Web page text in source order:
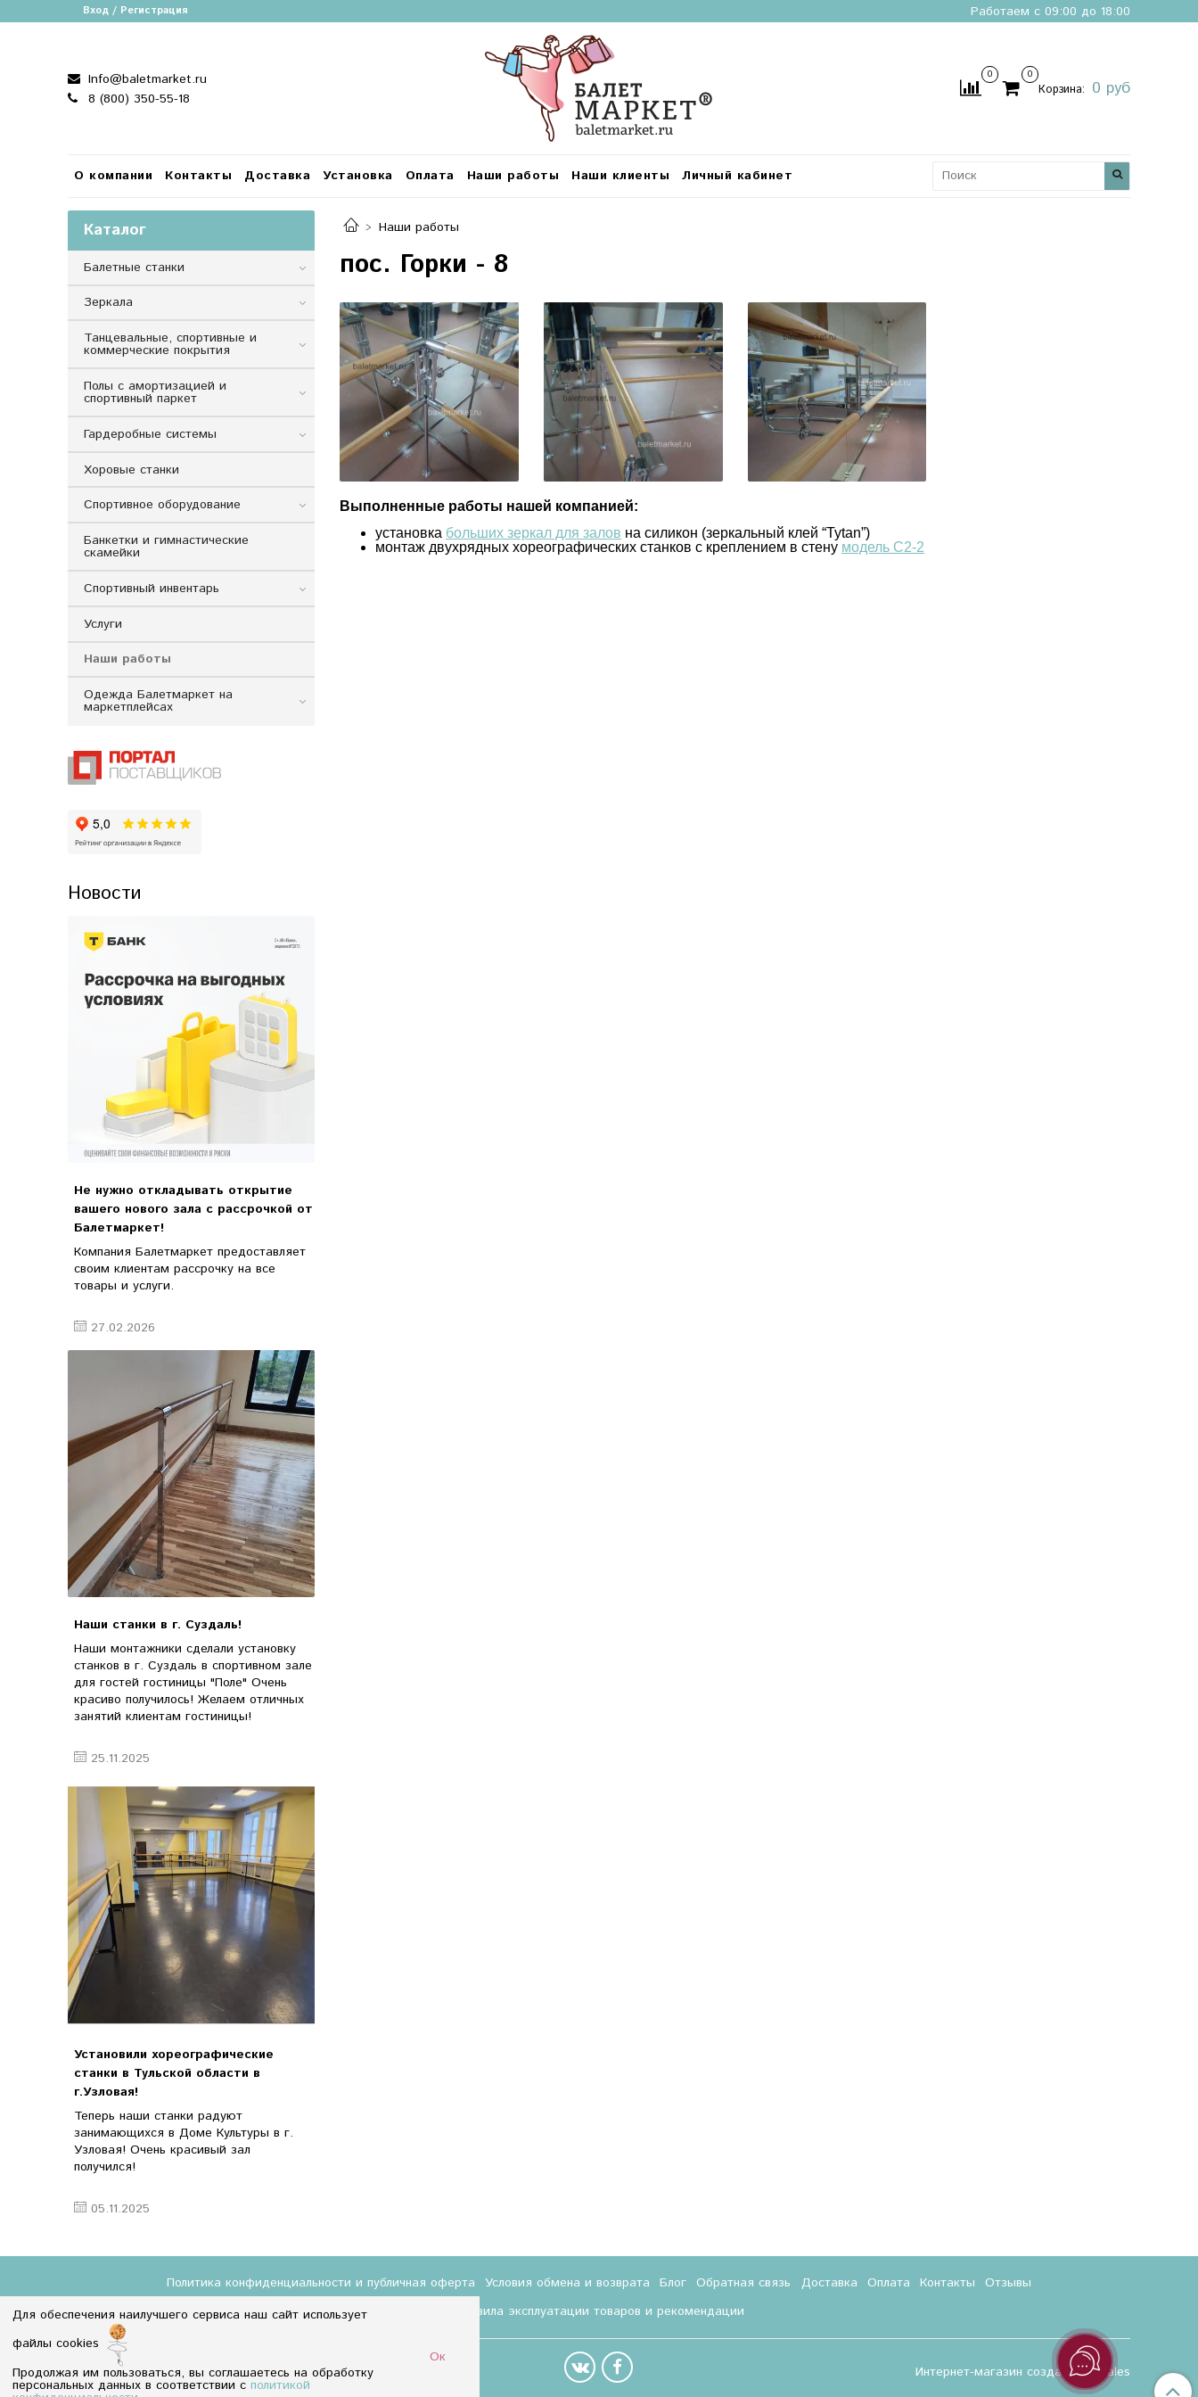
Вход / Регистрация Работаем с 09:00 до 18:00
Info@baletmarket.ru
8 (800) 350-55-18
0 0
Корзина: 0 руб
О компании Контакты Доставка Установка Оплата Наши работы Наши клиенты Личный кабинет
Наши работы
пос. Горки - 8
Выполненные работы нашей компанией:
установка больших зеркал для залов на силикон (зеркальный клей “Tytan”)
монтаж двухрядных хореографических станков с креплением в стену модель С2-2
Каталог
Балетные станки
Зеркала
Танцевальные, спортивные и
коммерческие покрытия
Полы с амортизацией и
спортивный паркет
Гардеробные системы
Хоровые станки
Спортивное оборудование
Банкетки и гимнастические
скамейки
Спортивный инвентарь
Услуги
Наши работы
Одежда Балетмаркет на
маркетплейсах
Новости
Не нужно откладывать открытие
вашего нового зала с рассрочкой от
Балетмаркет!
Компания Балетмаркет предоставляет
своим клиентам рассрочку на все
товары и услуги.
27.02.2026
Наши станки в г. Суздаль!
Наши монтажники сделали установку
станков в г. Суздаль в спортивном зале
для гостей гостиницы "Поле" Очень
красиво получилось! Желаем отличных
занятий клиентам гостиницы!
25.11.2025
Установили хореографические
станки в Тульской области в
г.Узловая!
Теперь наши станки радуют
занимающихся в Доме Культуры в г.
Узловая! Очень красивый зал
получился!
05.11.2025
Политика конфиденциальности и публичная оферта Условия обмена и возврата Блог Обратная связь Доставка Оплата Контакты
Отзывы
Правила эксплуатации товаров и рекомендации
8 (800) 350-55-18
Info@baletmarket.ru
Интернет-магазин создан на InSales
Для обеспечения наилучшего сервиса наш сайт использует
файлы cookies
Продолжая им пользоваться, вы соглашаетесь на обработку
персональных данных в соответствии с политикой
Ок